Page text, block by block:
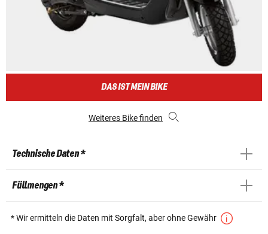
DAS IST MEIN BIKE
Weiteres Bike finden
Technische Daten *
Füllmengen *
* Wir ermitteln die Daten mit Sorgfalt, aber ohne Gewähr